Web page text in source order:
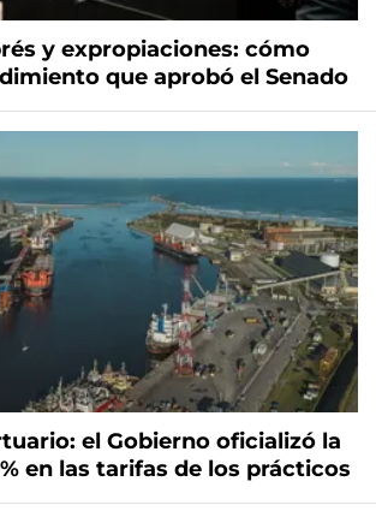
y expropiaciones: cómo
que aprobó el Senado
el Gobierno oficializó la
en las tarifas de los prácticos